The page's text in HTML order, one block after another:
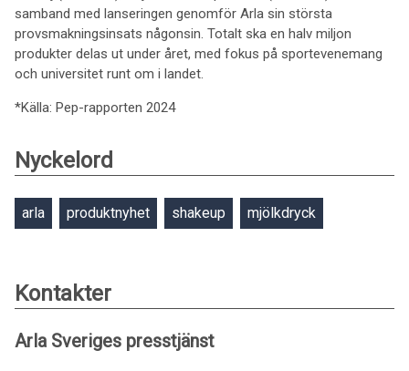
samband med lanseringen genomför Arla sin största
provsmakningsinsats någonsin. Totalt ska en halv miljon
produkter delas ut under året, med fokus på sportevenemang
och universitet runt om i landet.
*Källa: Pep-rapporten 2024
Nyckelord
arla produktnyhet shakeup mjölkdryck
Kontakter
Arla Sveriges presstjänst